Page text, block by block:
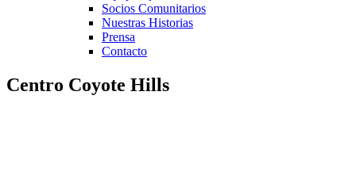
Socios Comunitarios
Nuestras Historias
Prensa
Contacto
Centro Coyote Hills